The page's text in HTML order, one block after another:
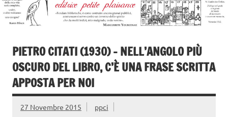
PIETRO CITATI (1930) – NELL’ANGOLO PIÙ
OSCURO DEL LIBRO, C’È UNA FRASE SCRITTA
APPOSTA PER NOI
27 Novembre 2015 ppci